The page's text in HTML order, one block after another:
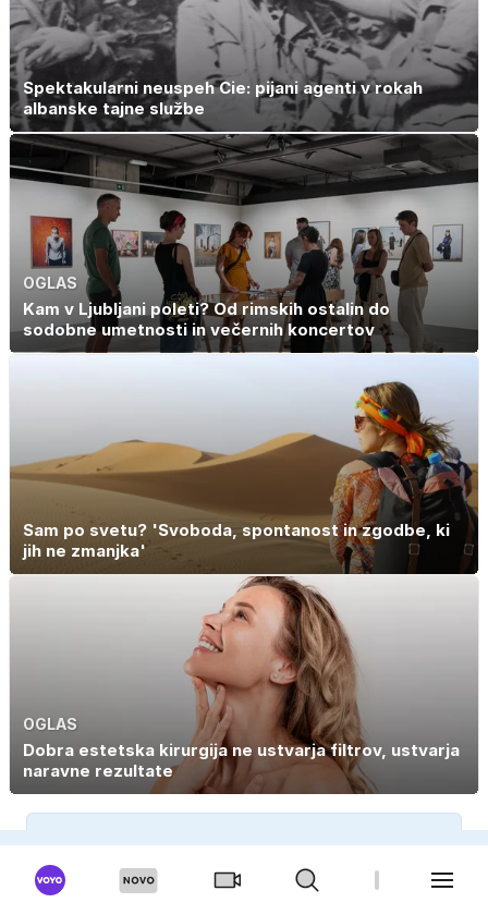
Spektakularni neuspeh Cie: pijani agenti v rokah
albanske tajne službe
OGLAS
Kam v Ljubljani poleti? Od rimskih ostalin do
sodobne umetnosti in večernih koncertov
Sam po svetu? 'Svoboda, spontanost in zgodbe, ki
jih ne zmanjka'
OGLAS
Dobra estetska kirurgija ne ustvarja filtrov, ustvarja
naravne rezultate
E-NOVICE
Prijavi se na pregled dogodkov in bodi na tekočem.